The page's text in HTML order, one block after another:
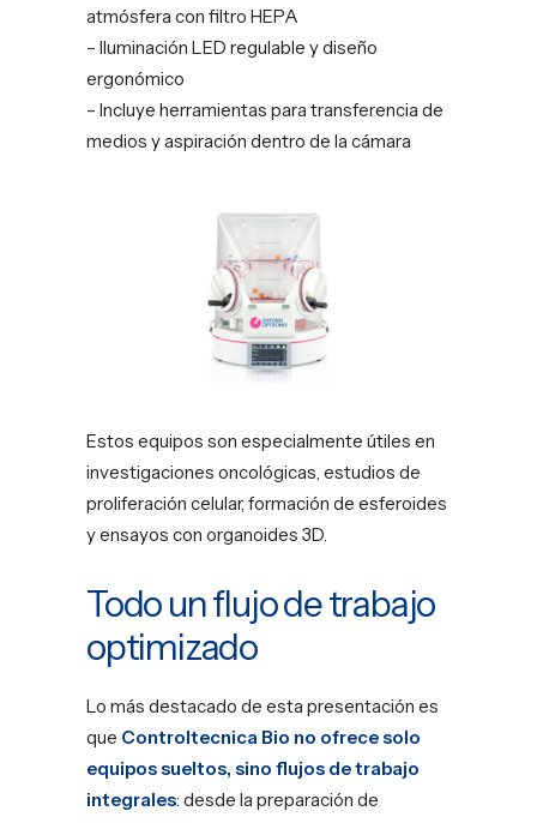
atmósfera con filtro HEPA
– Iluminación LED regulable y diseño
ergonómico
– Incluye herramientas para transferencia de
medios y aspiración dentro de la cámara
Estos equipos son especialmente útiles en
investigaciones oncológicas, estudios de
proliferación celular, formación de esferoides
y ensayos con organoides 3D.
Todo un flujo de trabajo
optimizado
Lo más destacado de esta presentación es
que Controltecnica Bio no ofrece solo
equipos sueltos, sino flujos de trabajo
integrales: desde la preparación de